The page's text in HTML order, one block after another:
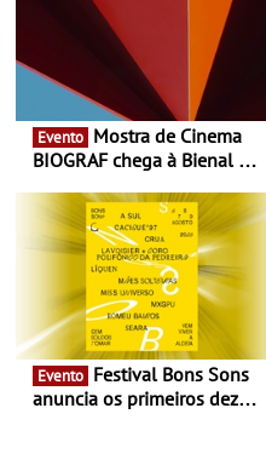
Evento
BIOGRAF chega à Bienal de
Documentário, ensaio
fílmico e práticas artísticas
Evento
anuncia os primeiros dez